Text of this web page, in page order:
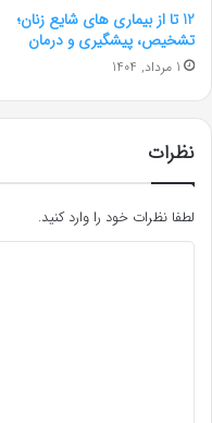
12 تا از بیماری های شایع زنان؛
تشخیص، پیشگیری و درمان
1 مرداد, 1404
نظرات
لطفا نظرات خود را وارد کنید.